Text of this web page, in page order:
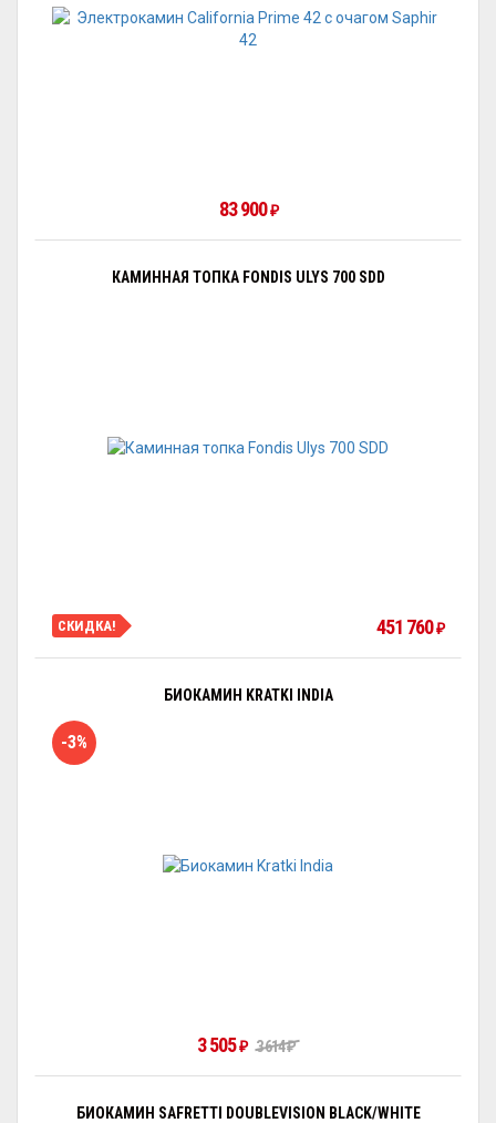
83 900₽
КАМИННАЯ ТОПКА FONDIS ULYS 700 SDD
СКИДКА! 451 760₽
БИОКАМИН KRATKI INDIA
-3%
3 505₽ 3 614₽
БИОКАМИН SAFRETTI DOUBLEVISION BLACK/WHITE